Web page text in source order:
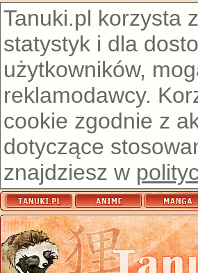
Tanuki.pl korzysta
statystyk i dla
użytkowników,
reklamodawcy.
cookie zgodnie z
dotyczące
znajdziesz w